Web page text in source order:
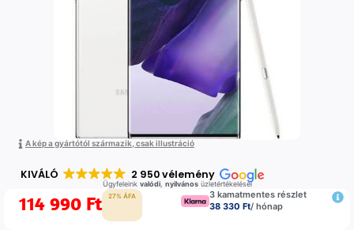
A kép a gyártótól származik, csak illustráció
KIVÁLÓ 2 950 vélemény
Ügyfeleink valódi, nyilvánosüzletértékelései
114 990 Ft 27% ÁFA
3 kamatmentes részlet
38 330 Ft/ hónap